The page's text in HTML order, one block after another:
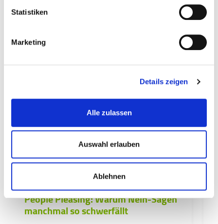
Statistiken
Marketing
Details zeigen
Alle zulassen
Auswahl erlauben
Ablehnen
Ähnliche Beiträge
ZWISCHENMENSCHLICHES
ALLTAG & LIFEHACKS
People Pleasing: Warum Nein-Sagen
manchmal so schwerfällt